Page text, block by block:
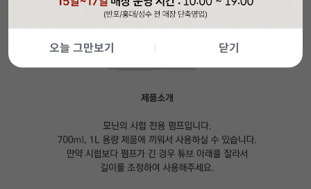
오늘 그만보기 닫기